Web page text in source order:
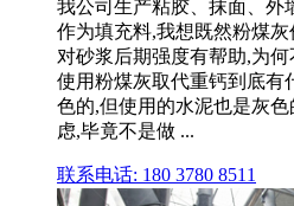
我公司生产粘胶、抹面、外
作为填充料,我想既然粉煤
对砂浆后期强度有帮助,为
使用粉煤灰取代重钙到底有
色的,但使用的水泥也是灰
虑,毕竟不是做 ...
联系电话: 180 3780 8511